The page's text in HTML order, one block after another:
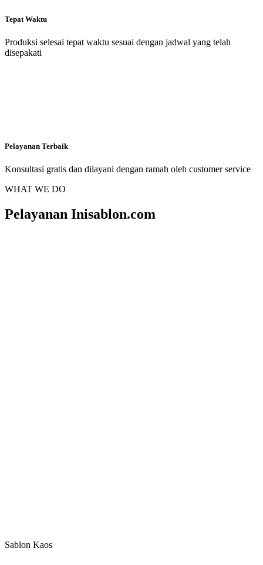
Tepat Waktu
Produksi selesai tepat waktu sesuai dengan jadwal yang telah
disepakati
Pelayanan Terbaik
Konsultasi gratis dan dilayani dengan ramah oleh customer service
WHAT WE DO
Pelayanan Inisablon.com
Sablon Kaos